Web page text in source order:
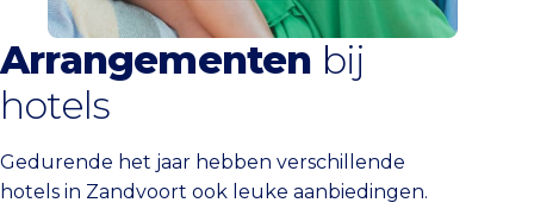
Arrangementen bij
hotels
Gedurende het jaar hebben verschillende
hotels in Zandvoort ook leuke aanbiedingen.